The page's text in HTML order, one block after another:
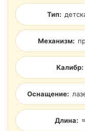
Тип:
Механизм:
Калибр:
Оснащение:
Длина: